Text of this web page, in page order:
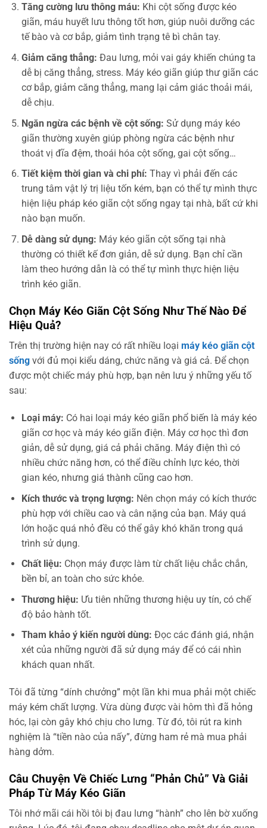
Tăng cường lưu thông máu: Khi cột sống được kéo
giãn, máu huyết lưu thông tốt hơn, giúp nuôi dưỡng các
tế bào và cơ bắp, giảm tình trạng tê bì chân tay.
Giảm căng thẳng: Đau lưng, mỏi vai gáy khiến chúng ta
dễ bị căng thẳng, stress. Máy kéo giãn giúp thư giãn các
cơ bắp, giảm căng thẳng, mang lại cảm giác thoải mái,
dễ chịu.
Ngăn ngừa các bệnh về cột sống: Sử dụng máy kéo
giãn thường xuyên giúp phòng ngừa các bệnh như
thoát vị đĩa đệm, thoái hóa cột sống, gai cột sống…
Tiết kiệm thời gian và chi phí: Thay vì phải đến các
trung tâm vật lý trị liệu tốn kém, bạn có thể tự mình thực
hiện liệu pháp kéo giãn cột sống ngay tại nhà, bất cứ khi
nào bạn muốn.
Dễ dàng sử dụng: Máy kéo giãn cột sống tại nhà
thường có thiết kế đơn giản, dễ sử dụng. Bạn chỉ cần
làm theo hướng dẫn là có thể tự mình thực hiện liệu
trình kéo giãn.
Chọn Máy Kéo Giãn Cột Sống Như Thế Nào Để
Hiệu Quả?
Trên thị trường hiện nay có rất nhiều loại máy kéo giãn cột
sống với đủ mọi kiểu dáng, chức năng và giá cả. Để chọn
được một chiếc máy phù hợp, bạn nên lưu ý những yếu tố
sau:
Loại máy: Có hai loại máy kéo giãn phổ biến là máy kéo
giãn cơ học và máy kéo giãn điện. Máy cơ học thì đơn
giản, dễ sử dụng, giá cả phải chăng. Máy điện thì có
nhiều chức năng hơn, có thể điều chỉnh lực kéo, thời
gian kéo, nhưng giá thành cũng cao hơn.
Kích thước và trọng lượng: Nên chọn máy có kích thước
phù hợp với chiều cao và cân nặng của bạn. Máy quá
lớn hoặc quá nhỏ đều có thể gây khó khăn trong quá
trình sử dụng.
Chất liệu: Chọn máy được làm từ chất liệu chắc chắn,
bền bỉ, an toàn cho sức khỏe.
Thương hiệu: Ưu tiên những thương hiệu uy tín, có chế
độ bảo hành tốt.
Tham khảo ý kiến người dùng: Đọc các đánh giá, nhận
xét của những người đã sử dụng máy để có cái nhìn
khách quan nhất.
Tôi đã từng “dính chưởng” một lần khi mua phải một chiếc
máy kém chất lượng. Vừa dùng được vài hôm thì đã hỏng
hóc, lại còn gây khó chịu cho lưng. Từ đó, tôi rút ra kinh
nghiệm là “tiền nào của nấy”, đừng ham rẻ mà mua phải
hàng dởm.
Câu Chuyện Về Chiếc Lưng “Phản Chủ” Và Giải
Pháp Từ Máy Kéo Giãn
Tôi nhớ mãi cái hồi tôi bị đau lưng “hành” cho lên bờ xuống